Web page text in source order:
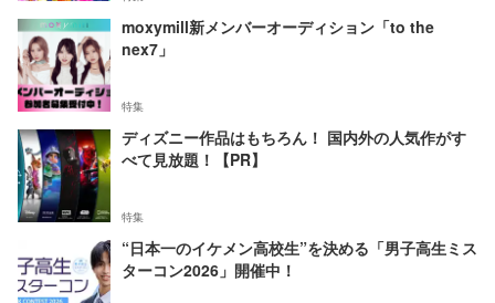
moxymill新メンバーオーディション「to the
nex7」
特集
ディズニー作品はもちろん！ 国内外の人気作がす
べて見放題！【PR】
特集
“日本一のイケメン高校生”を決める「男子高生ミス
ターコン2026」開催中！